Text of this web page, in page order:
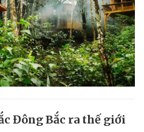
Đông Bắc ra thế giới